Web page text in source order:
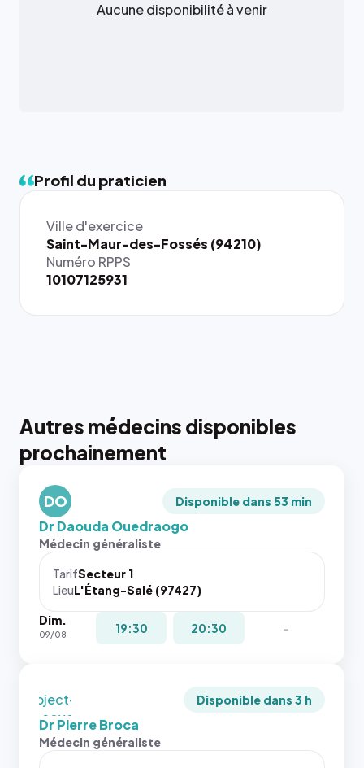
Aucune disponibilité à venir
Profil du praticien
Ville d'exercice
Saint-Maur-des-Fossés (94210)
Numéro RPPS
10107125931
Autres médecins disponibles
prochainement
DO Disponible dans 53 min
Dr Daouda Ouedraogo
Médecin généraliste
TarifSecteur 1
LieuL'Étang-Salé (97427)
Dim.
09/08 19:30 20:30 -
{# 40×40
: la taille
rendue par
`.profile-
picture`,
et un
rapport 1:1
juste à
toutes les
puisque la
`object-
fit: cover`.
Sans ces
Disponible dans 3 h
Dr Pierre Broca
Médecin généraliste
{# 40×40
picture`,
et un
rapport 1:1